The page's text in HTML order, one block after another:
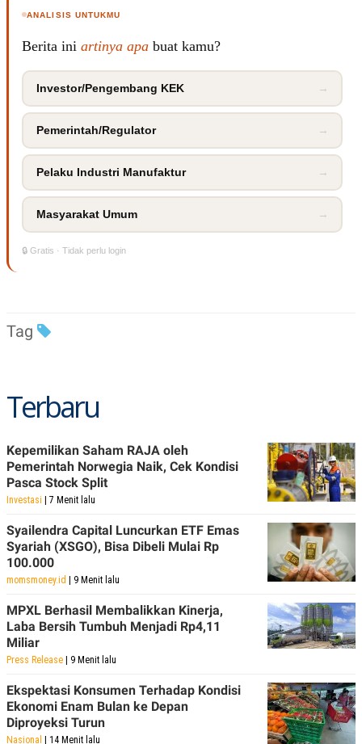
OF
PEDOMAN
SIBER
POLICY
ANALISIS UNTUKMU
Berita ini artinya apa buat kamu?
Investor/Pengembang KEK →
Pemerintah/Regulator →
Pelaku Industri Manufaktur →
Masyarakat Umum →
🔒 Gratis · Tidak perlu login
Tag
Terbaru
Kepemilikan Saham RAJA oleh
Pemerintah Norwegia Naik, Cek Kondisi
Pasca Stock Split
Investasi | 7 Menit lalu
Syailendra Capital Luncurkan ETF Emas
Syariah (XSGO), Bisa Dibeli Mulai Rp
100.000
momsmoney.id | 9 Menit lalu
MPXL Berhasil Membalikkan Kinerja,
Laba Bersih Tumbuh Menjadi Rp4,11
Miliar
Press Release | 9 Menit lalu
Ekspektasi Konsumen Terhadap Kondisi
Ekonomi Enam Bulan ke Depan
Diproyeksi Turun
Nasional | 14 Menit lalu